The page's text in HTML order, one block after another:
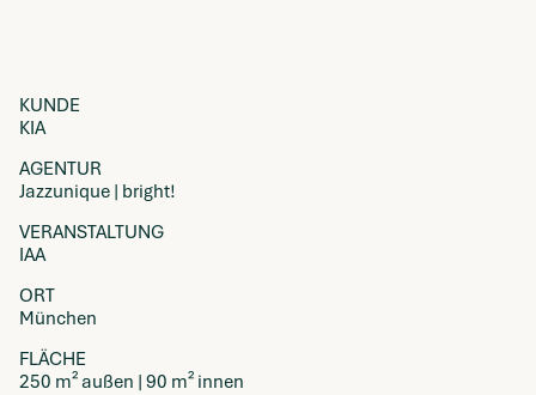
KUNDE
KIA
AGENTUR
Jazzunique | bright!
VERANSTALTUNG
IAA
ORT
München
FLÄCHE
250 m² außen | 90 m² innen